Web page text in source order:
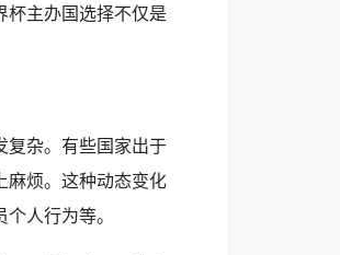
杯主办国选择不仅是
复杂。有些国家出于
麻烦。这种动态变化
人行为等。